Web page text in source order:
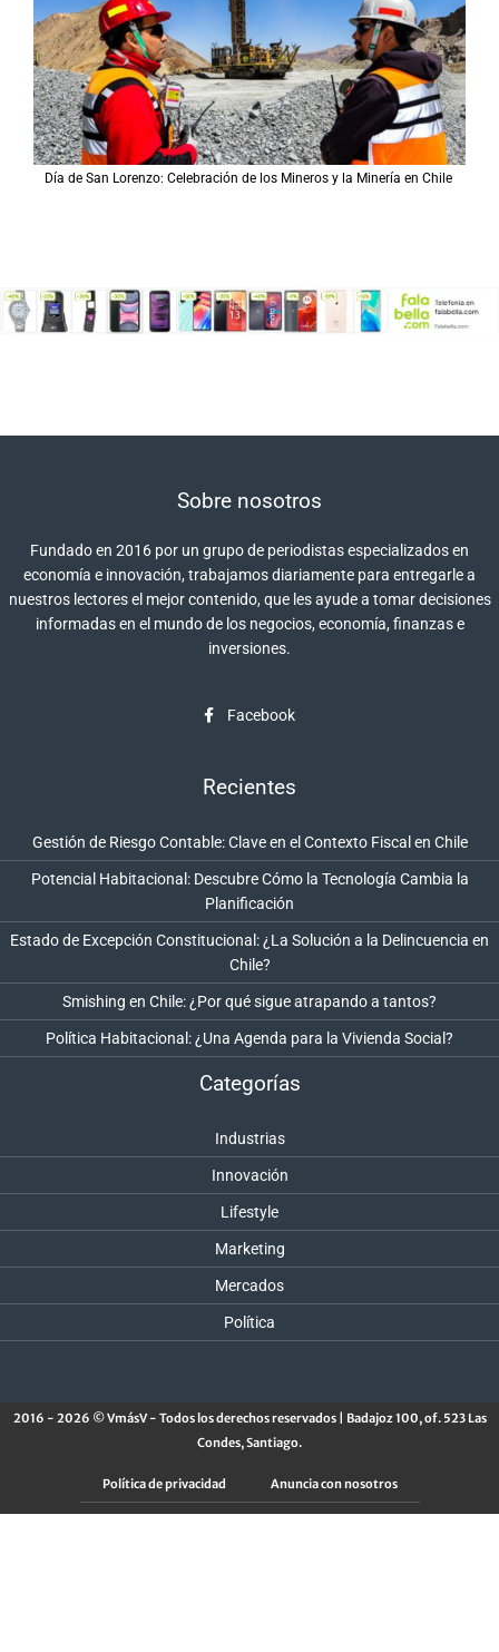
Día de San Lorenzo: Celebración de los Mineros y la Minería en Chile
Sobre nosotros
Fundado en 2016 por un grupo de periodistas especializados en
economía e innovación, trabajamos diariamente para entregarle a
nuestros lectores el mejor contenido, que les ayude a tomar decisiones
informadas en el mundo de los negocios, economía, finanzas e
inversiones.
Facebook
Recientes
Gestión de Riesgo Contable: Clave en el Contexto Fiscal en Chile
Potencial Habitacional: Descubre Cómo la Tecnología Cambia la
Planificación
Estado de Excepción Constitucional: ¿La Solución a la Delincuencia en
Chile?
Smishing en Chile: ¿Por qué sigue atrapando a tantos?
Política Habitacional: ¿Una Agenda para la Vivienda Social?
Categorías
Industrias
Innovación
Lifestyle
Marketing
Mercados
Política
2016 - 2026 © VmásV - Todos los derechos reservados | Badajoz 100, of. 523 Las
Condes, Santiago.
Política de privacidad Anuncia con nosotros